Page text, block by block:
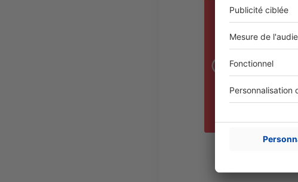
LES
métropole
Elle
actifs.
Les
au centre-